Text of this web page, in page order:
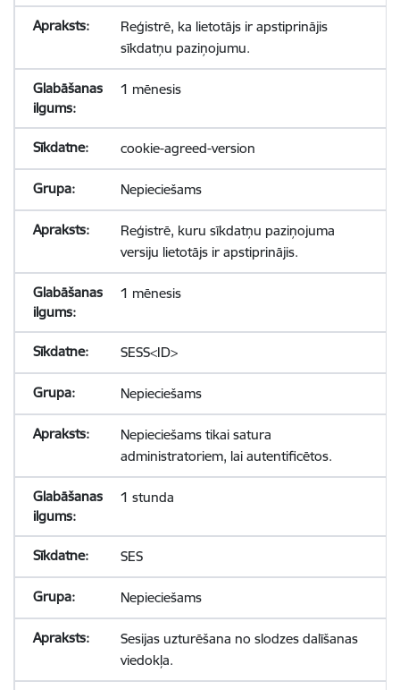
Reģistrē, ka lietotājs ir apstiprinājis
sīkdatņu paziņojumu.
1 mēnesis
cookie-agreed-version
Nepieciešams
Reģistrē, kuru sīkdatņu paziņojuma
versiju lietotājs ir apstiprinājis.
1 mēnesis
SESS<ID>
Nepieciešams
Nepieciešams tikai satura
administratoriem, lai autentificētos.
1 stunda
SES
Nepieciešams
Sesijas uzturēšana no slodzes dalīšanas
viedokļa.